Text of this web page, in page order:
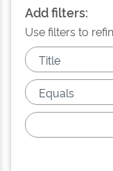
Add filters:
Use filters to